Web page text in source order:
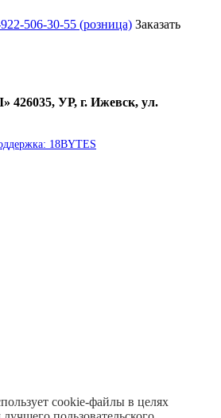
506-30-55 (розница) Заказать
426035, УР, г. Ижевск, ул.
18BYTES
cookie-файлы в целях